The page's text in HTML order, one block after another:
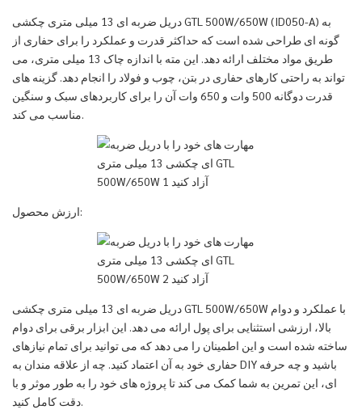
دریل ضربه ای 13 میلی متری چکشی GTL 500W/650W (ID050-A) به
گونه ای طراحی شده است که حداکثر قدرت و عملکرد را برای حفاری از
طریق مواد مختلف ارائه دهد. این مته با اندازه چاک 13 میلی متری، می
تواند به راحتی کارهای حفاری در بتن، چوب و فولاد را انجام دهد. گزینه های
قدرت دوگانه 500 وات و 650 وات آن را برای کاربردهای سبک و سنگین
مناسب می کند.
ارزش محصول:
دریل ضربه ای 13 میلی متری چکشی GTL 500W/650W با عملکرد و دوام
بالا، ارزشی استثنایی برای پول ارائه می دهد. این ابزار برقی برای دوام
ساخته شده است و این اطمینان را می دهد که می توانید برای تمام نیازهای
حفاری خود به آن اعتماد کنید. چه از علاقه مندان به DIY باشید و چه حرفه
ای، این تمرین به شما کمک می کند تا پروژه های خود را به طور موثر و با
دقت کامل کنید.